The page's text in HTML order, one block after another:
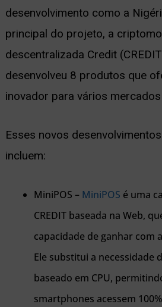
desenvolvimento como a
principal do projeto, a
descentralizada Credit
desenvolveu 8 produtos que
inovador para vários
Esses novos
incluem:
MiniPOS – MiniPOS é uma
CREDIT baseada na Web,
capacidade de ganhar com
Ele substitui a necessidade
baseado em CPU,
smartphones acessem